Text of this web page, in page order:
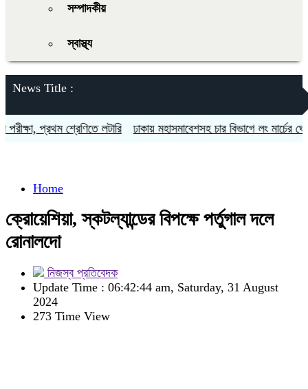
সম্পাদকীয়
স্বাস্থ্য
News Title :
শ্রেণিতে লটারি ঢাকায় মহাসমাবেশসহ চার বিভাগে লং মার্চের ঘোষণা ১১
Home
ক্রোয়েশিয়া, স্কটল্যান্ডের বিপক্ষে পর্তুগাল দলে
রোনালদো
নিজস্ব প্রতিবেদক
Update Time : 06:42:44 am, Saturday, 31 August
2024
273 Time View